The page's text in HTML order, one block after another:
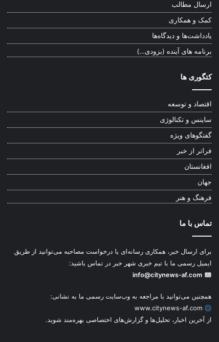
ارسال مطالب
کمک و همکاری
یادداشت‌ها و دیدگاه‌ها
برنامه های آینده (بزودی…)
کتگوری ها
اقتصاد و توسعه
ساینس و تکنالوژی
گفتگوهای ویژه
فراتر از خبر
افغانستان
جهان
فرهنگ و هنر
تماس با ما
برای ارسال خبر، همکاری رسانه‌ای یا درخواست مصاحبه می‌توانید از طریق
ایمیل رسمی ما با تیم خبری شهر خبر در تماس باشید:
info@citynews-af.com
همچنین می‌توانید با مراجعه به وب‌سایت رسمی ما به نشانی:
www.citynews-af.com
از آخرین اخبار، تحلیل‌ها و گزارش‌های اختصاصی بهره‌مند شوید.